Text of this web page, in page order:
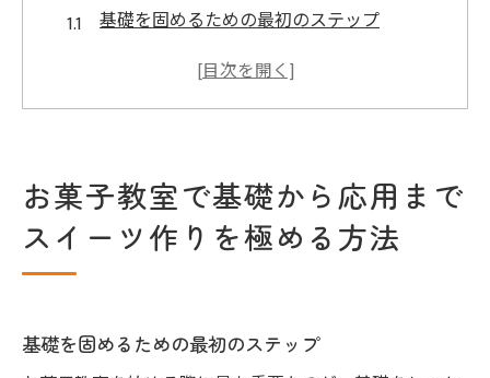
基礎を固めるための最初のステップ
応用技術を習得するためのコース選び
レッスン後の自己評価と次への挑戦
オンラインで学ぶ！お菓子教室の魅力と可能性
自分のペースで学べるオンライン環境
お菓子教室で基礎から応用まで
スイーツ作りを極める方法
基礎を固めるための最初のステップ